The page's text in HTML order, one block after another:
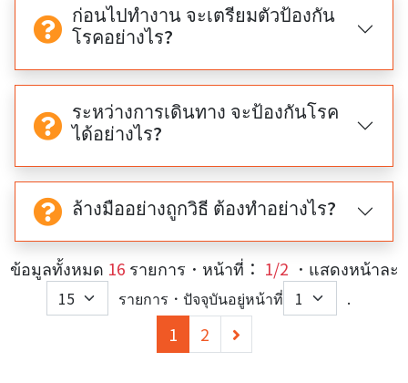
ก่อนไปทำงาน จะเตรียมตัวป้องกัน
โรคอย่างไร?
ระหว่างการเดินทาง จะป้องกันโรค
ได้อย่างไร?
ล้างมืออย่างถูกวิธี ต้องทำอย่างไร?
ข้อมูลทั้งหมด 16 รายการ．หน้าที่： 1/2 ．แสดงหน้าละ
รายการ．ปัจจุบันอยู่หน้าที่ .
1 (current)
2
下
一